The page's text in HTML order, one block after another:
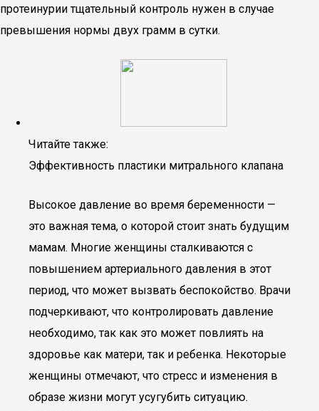
протеинурии тщательный контроль нужен в случае
превышения нормы двух грамм в сутки.
Читайте также:
Эффективность пластики митрального клапана
Высокое давление во время беременности —
это важная тема, о которой стоит знать будущим
мамам. Многие женщины сталкиваются с
повышением артериального давления в этот
период, что может вызвать беспокойство. Врачи
подчеркивают, что контролировать давление
необходимо, так как это может повлиять на
здоровье как матери, так и ребенка. Некоторые
женщины отмечают, что стресс и изменения в
образе жизни могут усугубить ситуацию.